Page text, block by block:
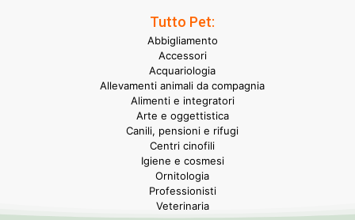
Tutto Pet:
Abbigliamento
Accessori
Acquariologia
Allevamenti animali da compagnia
Alimenti e integratori
Arte e oggettistica
Canili, pensioni e rifugi
Centri cinofili
Igiene e cosmesi
Ornitologia
Professionisti
Veterinaria